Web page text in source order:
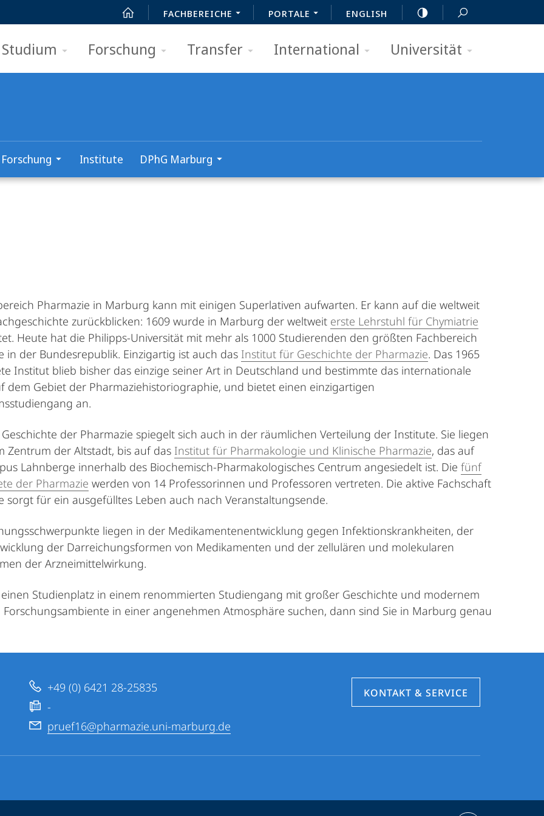
FACHBEREICHE PORTALE ENGLISH
Studium Forschung Transfer International Universität
Forschung Institute DPhG Marburg
Pharmazie in Marburg kann mit einigen Superlativen aufwarten. Er kann auf die weltweit
zurückblicken: 1609 wurde in Marburg der weltweit erste Lehrstuhl für Chymiatrie
Heute hat die Philipps-Universität mit mehr als 1000 Studierenden den größten Fachbereich
in der Bundesrepublik. Einzigartig ist auch das Institut für Geschichte der Pharmazie. Das 1965
Institut blieb bisher das einzige seiner Art in Deutschland und bestimmte das internationale
dem Gebiet der Pharmaziehistoriographie, und bietet einen einzigartigen
an.
der Pharmazie spiegelt sich auch in der räumlichen Verteilung der Institute. Sie liegen
Zentrum der Altstadt, bis auf das Institut für Pharmakologie und Klinische Pharmazie, das auf
Lahnberge innerhalb des Biochemisch-Pharmakologisches Centrum angesiedelt ist. Die fünf
der Pharmazie werden von 14 Professorinnen und Professoren vertreten. Die aktive Fachschaft
sorgt für ein ausgefülltes Leben auch nach Veranstaltungsende.
liegen in der Medikamentenentwicklung gegen Infektionskrankheiten, der
der Darreichungsformen von Medikamenten und der zellulären und molekularen
der Arzneimittelwirkung.
einen Studienplatz in einem renommierten Studiengang mit großer Geschichte und modernem
Forschungsambiente in einer angenehmen Atmosphäre suchen, dann sind Sie in Marburg genau
+49 (0) 6421 28-25835
-
pruef16@pharmazie.uni-marburg.de
KONTAKT & SERVICE